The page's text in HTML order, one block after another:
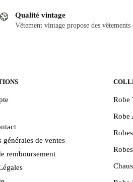
Qualité vintage
Vêtement vintage propose des vêtements
générales de ventes
remboursement
Robe
Robe